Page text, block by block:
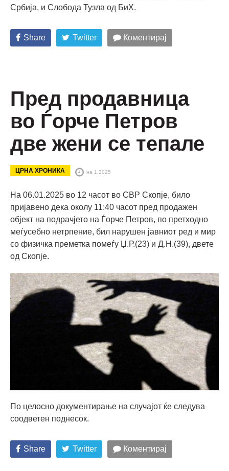
Србија, и Слобода Тузла од БиХ.
Share Twitter Коментирај
Пред продавница
во Ѓорче Петров
две жени се тепале
ЦРНА ХРОНИКА на 1.2025
На 06.01.2025 во 12 часот во СВР Скопје, било
пријавено дека околу 11:40 часот пред продажен
објект на подрачјето на Ѓорче Петров, по претходно
меѓусебно нетрпение, бил нарушен јавниот ред и мир
со физичка преметка помеѓу Џ.Р.(23) и Д.Н.(39), двете
од Скопје.
По целосно документирање на случајот ќе следува
соодветен поднесок.
Share Twitter Коментирај